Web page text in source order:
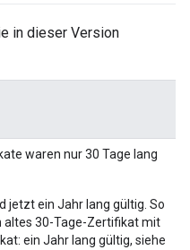
in dieser Version
waren nur 30 Tage lang
jetzt ein Jahr lang gültig. So
altes 30-Tage-Zertifikat mit
ein Jahr lang gültig, siehe